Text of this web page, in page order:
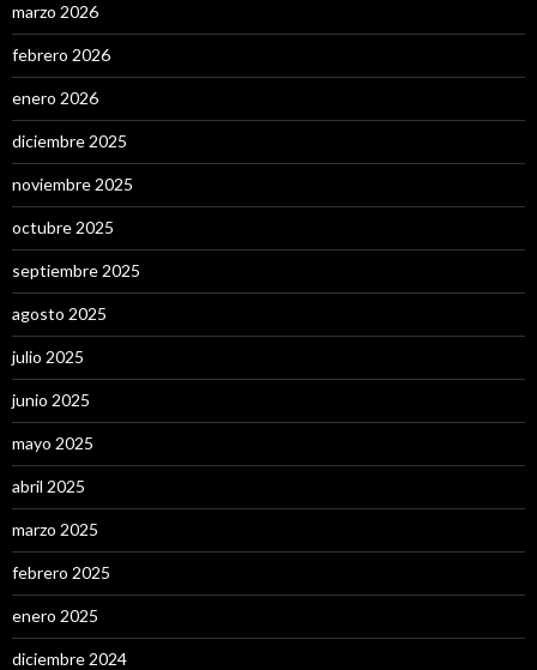
marzo 2026
febrero 2026
enero 2026
diciembre 2025
noviembre 2025
octubre 2025
septiembre 2025
agosto 2025
julio 2025
junio 2025
mayo 2025
abril 2025
marzo 2025
febrero 2025
enero 2025
diciembre 2024